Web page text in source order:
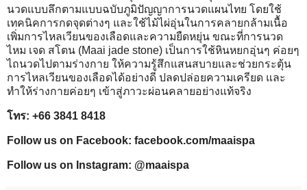
นวดแบบลึกตามแบบฉบับภูมิปัญญาการนวดแผนไทย โดยใช้
เทคนิคการกดจุดต่างๆ และใช้ไม้ไผ่อุ่นในการคลายกล้ามเนื้อ
เพิ่มการไหลเวียนของเลือดและความยืดหยุ่น ขณะที่การนวด
ไหม เจด สโตน (Maai jade stone) เป็นการใช้หินหยกอุ่นๆ ค่อยๆ
ไถนวดไปตามร่างกาย ให้ความรู้สึกแสนสบายและช่วยกระตุ้น
การไหลเวียนของเลือดได้อย่างดี ปลดปล่อยความเครียด และ
ทำให้ร่างกายค่อยๆ เข้าสู่ภาวะผ่อนคลายอย่างแท้จริง
โทร: +66 3841 8418
Follow us on Facebook: facebook.com/maaispa
Follow us on Instagram: @maaispa